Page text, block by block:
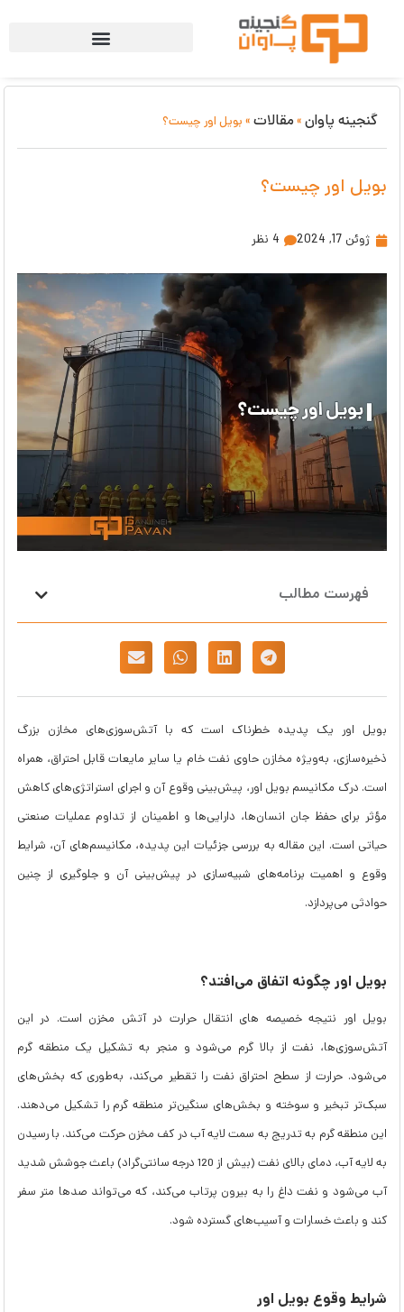
گنجینه پاوان» مقالات» بویل اور چیست؟
بویل اور چیست؟
ژوئن 17, 2024 4 نظر
فهرست مطالب
بویل اور یک پدیده خطرناک است که با آتش‌سوزی‌های مخازن بزرگ
ذخیره‌سازی، به‌ویژه مخازن حاوی نفت خام یا سایر مایعات قابل احتراق، همراه
است. درک مکانیسم بویل اور، پیش‌بینی وقوع آن و اجرای استراتژی‌های کاهش
مؤثر برای حفظ جان انسان‌ها، دارایی‌ها و اطمینان از تداوم عملیات صنعتی
حیاتی است. این مقاله به بررسی جزئیات این پدیده، مکانیسم‌های آن، شرایط
وقوع و اهمیت برنامه‌های شبیه‌سازی در پیش‌بینی آن و جلوگیری از چنین
حوادثی می‌پردازد.
بویل اور چگونه اتفاق می‌افتد؟
بویل اور نتیجه خصیصه های انتقال حرارت در آتش مخزن است. در این
آتش‌سوزی‌ها، نفت از بالا گرم می‌شود و منجر به تشکیل یک منطقه گرم
می‌شود. حرارت از سطح احتراق نفت را تقطیر می‌کند، به‌طوری که بخش‌های
سبک‌تر تبخیر و سوخته و بخش‌های سنگین‌تر منطقه گرم را تشکیل می‌دهند.
این منطقه گرم به تدریج به سمت لایه آب در کف مخزن حرکت می‌کند. با رسیدن
به لایه آب، دمای بالای نفت (بیش از 120 درجه سانتی‌گراد) باعث جوشش شدید
آب می‌شود و نفت داغ را به بیرون پرتاب می‌کند، که می‌تواند صدها متر سفر
کند و باعث خسارات و آسیب‌های گسترده شود.
شرایط وقوع بویل اور